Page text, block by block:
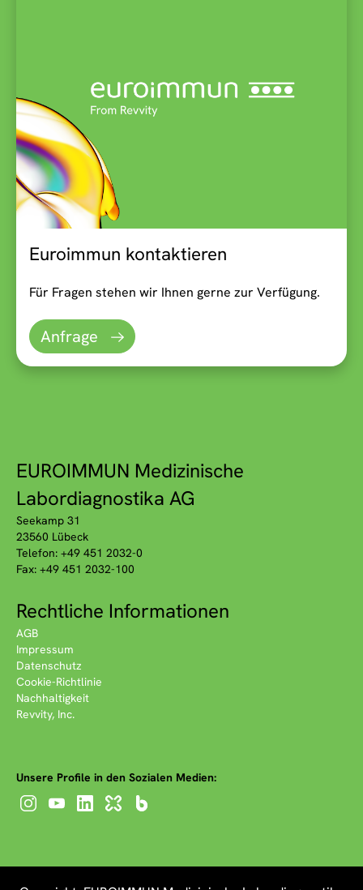
Euroimmun kontaktieren
Für Fragen stehen wir Ihnen gerne zur Verfügung.
Anfrage
EUROIMMUN Medizinische
Labordiagnostika AG
Seekamp 31
23560 Lübeck
Telefon: +49 451 2032-0
Fax: +49 451 2032-100
Rechtliche Informationen
AGB
Impressum
Datenschutz
Cookie-Richtlinie
Nachhaltigkeit
Revvity, Inc.
Unsere Profile in den Sozialen Medien: